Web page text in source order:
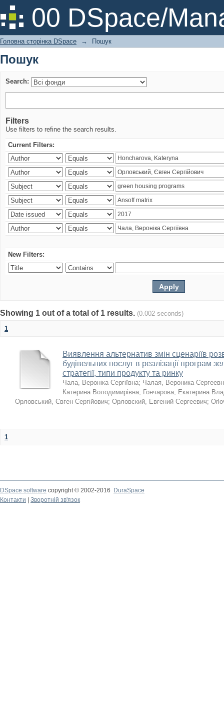
00 DSpace/
Пошук
Головна сторінка DSpace → Пошук
Пошук
Search:
Filters
Use filters to refine the search results.
Current Filters:
New Filters:
Showing 1 out of a total of 1 results. (0.002 seconds)
1
Виявлення альтернатив змін сценаріїв
будівельних послуг в реалізації програм
стратегії, типи продукту та ринку
Чала, Вероніка Сергіївна; Чалая, Вероника
Катерина Володимирівна; Гончарова, Екатерина
Орловський, Євген Сергійович; Орловский, Евгений Сергеевич;
1
DSpace software copyright © 2002-2016
DuraSpace
Контакти
Зворотній зв'язок